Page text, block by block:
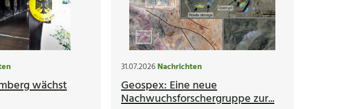
wächst
31.07.2026Nachrichten
Geospex: Eine neue
Nachwuchsforschergruppe zur...